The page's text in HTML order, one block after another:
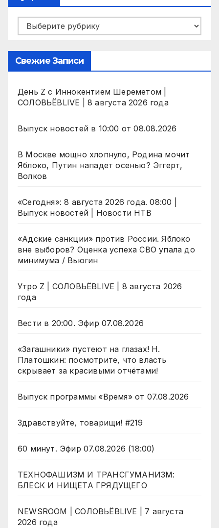
Рубрики
Свежие Записи
День Z с Иннокентием Шереметом |
СОЛОВЬЁВLIVE | 8 августа 2026 года
Выпуск новостей в 10:00 от 08.08.2026
В Москве мощно хлопнуло, Родина мочит
Яблоко, Путин нападет осенью? Эггерт,
Волков
«Сегодня»: 8 августа 2026 года. 08:00 |
Выпуск новостей | Новости НТВ
«Адские санкции» против России. Яблоко
вне выборов? Оценка успеха СВО упала до
минимума / Вьюгин
Утро Z | СОЛОВЬЁВLIVE | 8 августа 2026
года
Вести в 20:00. Эфир 07.08.2026
«Загашники» пустеют на глазах! Н.
Платошкин: посмотрите, что власть
скрывает за красивыми отчётами!
Выпуск программы «Время» от 07.08.2026
Здравствуйте, товарищи! #219
60 минут. Эфир 07.08.2026 (18:00)
ТЕХНОФАШИЗМ И ТРАНСГУМАНИЗМ:
БЛЕСК И НИЩЕТА ГРЯДУЩЕГО
NEWSROOM | СОЛОВЬЁВLIVE | 7 августа
2026 года